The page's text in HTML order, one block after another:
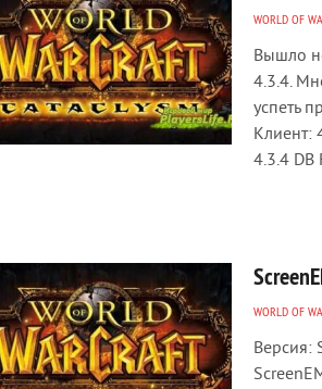
WORLD OF
Вышло
4.3.4.
успеть
Клиент:
4.3.4 DB
WORLD OF
Версия: